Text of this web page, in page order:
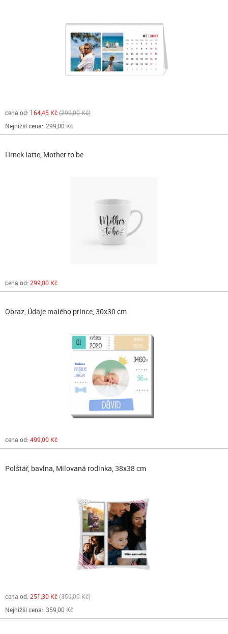
cena od: 164,45 Kč 299,00 Kč
Nejnižší cena: 299,00 Kč
Hrnek latte, Mother to be
cena od: 299,00 Kč
Obraz, Údaje malého prince, 30x30 cm
cena od: 499,00 Kč
Polštář, bavlna, Milovaná rodinka, 38x38 cm
cena od: 251,30 Kč 359,00 Kč
Nejnižší cena: 359,00 Kč